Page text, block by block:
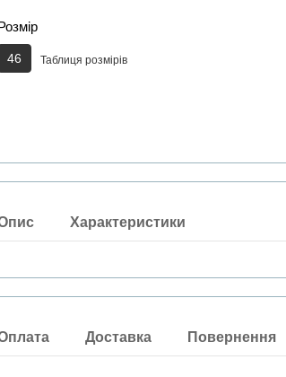
46 Таблиця розмірів
Характеристики
Доставка Повернення